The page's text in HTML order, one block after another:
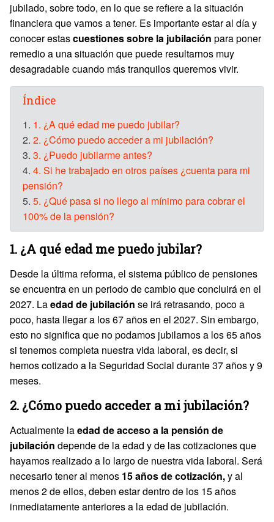
jubilado, sobre todo, en lo que se refiere a la situación
financiera que vamos a tener. Es importante estar al día y
conocer estascuestiones sobre la jubilación para poner
remedio a una situación que puede resultarnos muy
desagradable cuando más tranquilos queremos vivir.
Índice
1. 1. ¿A qué edad me puedo jubilar?
2. 2. ¿Cómo puedo acceder a mi jubilación?
3. 3. ¿Puedo jubilarme antes?
4. 4. Si he trabajado en otros países ¿cuenta para mi
pensión?
5. 5. ¿Qué pasa si no llego al mínimo para cobrar el
100% de la pensión?
1. ¿A qué edad me puedo jubilar?
Desde la última reforma, el sistema público de pensiones
se encuentra en un periodo de cambio que concluirá en el
2027. Laedad de jubilación se irá retrasando, poco a
poco, hasta llegar a los 67 años en el 2027. Sin embargo,
esto no significa que no podamos jubilarnos a los 65 años
si tenemos completa nuestra vida laboral, es decir, si
hemos cotizado a la Seguridad Social durante 37 años y 9
meses.
2. ¿Cómo puedo acceder a mi jubilación?
Actualmente laedad de acceso a la pensión de
jubilación depende de la edad y de las cotizaciones que
hayamos realizado a lo largo de nuestra vida laboral. Será
necesario tener al menos 15 años de cotización,y al
menos 2 de ellos, deben estar dentro de los 15 años
inmediatamente anteriores a la edad de jubilación.